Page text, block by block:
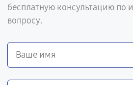
бесплатную консультацию по
вопросу.